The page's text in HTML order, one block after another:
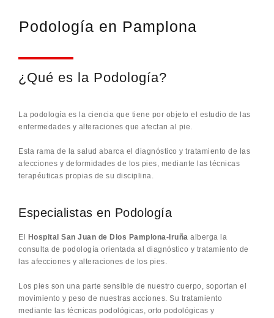
Podología en Pamplona
¿Qué es la Podología?
La podología es la ciencia que tiene por objeto el estudio de las
enfermedades y alteraciones que afectan al pie.
Esta rama de la salud abarca el diagnóstico y tratamiento de las
afecciones y deformidades de los pies, mediante las técnicas
terapéuticas propias de su disciplina.
Especialistas en Podología
El Hospital San Juan de Dios Pamplona-Iruña alberga la
consulta de podología orientada al diagnóstico y tratamiento de
las afecciones y alteraciones de los pies.
Los pies son una parte sensible de nuestro cuerpo, soportan el
movimiento y peso de nuestras acciones. Su tratamiento
mediante las técnicas podológicas, orto podológicas y